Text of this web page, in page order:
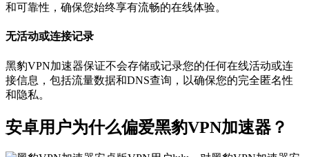
和可靠性，确保您始终享有流畅的在线体验。
无活动或连接记录
黑豹VPN加速器保证不会存储或记录您的任何在线活动或连
接信息，包括流量数据和DNS查询，以确保您的完全匿名性
和隐私。
安卓用户为什么偏爱黑豹VPN加速器？